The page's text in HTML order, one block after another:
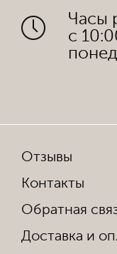
Часы
с
Отзывы
Контакты
Обратная
Доставка и